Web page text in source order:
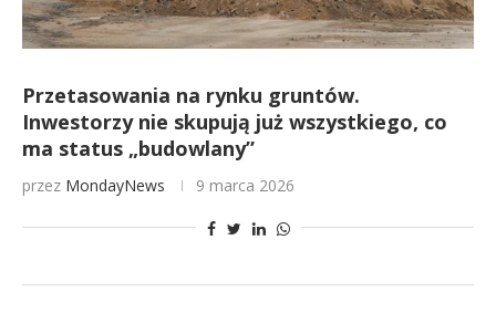
Przetasowania na rynku gruntów.
Inwestorzy nie skupują już wszystkiego, co
ma status „budowlany”
przez MondayNews 9 marca 2026